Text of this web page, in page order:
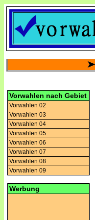
Vorwahlen nach Gebiet
Vorwahlen 02
Vorwahlen 03
Vorwahlen 04
Vorwahlen 05
Vorwahlen 06
Vorwahlen 07
Vorwahlen 08
Vorwahlen 09
Werbung